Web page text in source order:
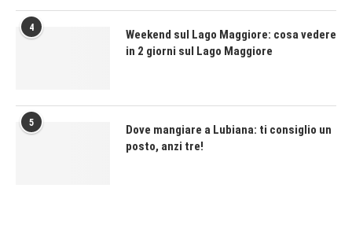
4
Weekend sul Lago Maggiore: cosa vedere
in 2 giorni sul Lago Maggiore
5
Dove mangiare a Lubiana: ti consiglio un
posto, anzi tre!